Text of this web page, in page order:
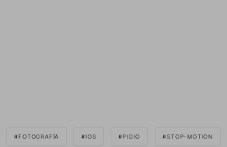
FOTOGRAFÍA IOS PIDIO STOP-MOTION